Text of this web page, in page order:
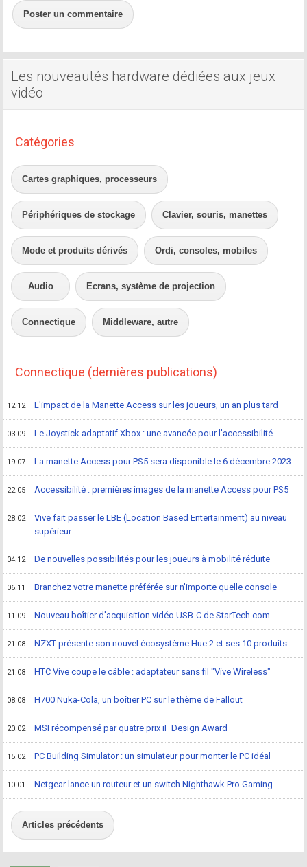
Poster un commentaire
Les nouveautés hardware dédiées aux jeux
vidéo
Catégories
Cartes graphiques, processeurs
Périphériques de stockage Clavier, souris, manettes
Mode et produits dérivés Ordi, consoles, mobiles
Audio Ecrans, système de projection
Connectique Middleware, autre
Connectique (dernières publications)
12.12 L'impact de la Manette Access sur les joueurs, un an plus tard
03.09 Le Joystick adaptatif Xbox : une avancée pour l'accessibilité
19.07 La manette Access pour PS5 sera disponible le 6 décembre 2023
22.05 Accessibilité : premières images de la manette Access pour PS5
28.02
Vive fait passer le LBE (Location Based Entertainment) au niveau
supérieur
04.12 De nouvelles possibilités pour les joueurs à mobilité réduite
06.11 Branchez votre manette préférée sur n'importe quelle console
11.09 Nouveau boîtier d'acquisition vidéo USB-C de StarTech.com
21.08 NZXT présente son nouvel écosystème Hue 2 et ses 10 produits
21.08 HTC Vive coupe le câble : adaptateur sans fil "Vive Wireless"
08.08 H700 Nuka-Cola, un boîtier PC sur le thème de Fallout
20.02 MSI récompensé par quatre prix iF Design Award
15.02 PC Building Simulator : un simulateur pour monter le PC idéal
10.01 Netgear lance un routeur et un switch Nighthawk Pro Gaming
Articles précédents